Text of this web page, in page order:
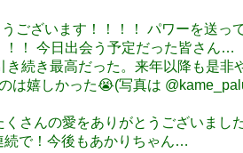
ございます！！！！ パワーを送っ
！ 今日出会う予定だった皆さん…
続き最高だった。来年以降も是
は嬉しかった😭(写真は
さんの愛をありがとうございまし
続で！今後もあかりちゃん…